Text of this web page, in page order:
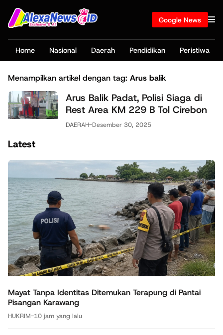
Google News
Home Nasional Daerah Pendidikan Peristiwa
Menampilkan artikel dengan tag: Arus balik
Arus Balik Padat, Polisi Siaga di
Rest Area KM 229 B Tol Cirebon
DAERAH-Desember 30, 2025
Latest
Mayat Tanpa Identitas Ditemukan Terapung di Pantai
Pisangan Karawang
HUKRIM-10 jam yang lalu